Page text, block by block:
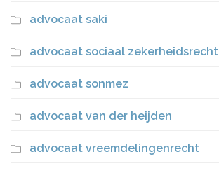
advocaat saki
advocaat sociaal zekerheidsrecht
advocaat sonmez
advocaat van der heijden
advocaat vreemdelingenrecht